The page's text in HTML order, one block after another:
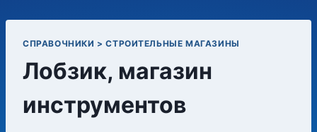
СПРАВОЧНИКИ > СТРОИТЕЛЬНЫЕ МАГАЗИНЫ
Лобзик, магазин
инструментов